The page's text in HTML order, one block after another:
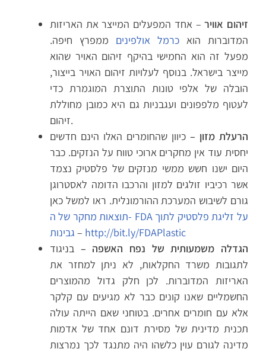
זיהום אוויר– אחד המפעלים המייצר את האריזות
המדוברות הוא כרמל אולפינים ממפרץ חיפה.
מפעל זה הוא החמישי בהיקף זיהום האויר שהוא
מייצר בישראל. בנוסף לעלויות זיהום האויר בייצור,
הובלה של אלפי טונות התוצרת המוגמרת כדי
לעטוף מלפפונים ועגבניות גם היא כמובן מחוללת
זיהום.
הרעלת מזון – כיוון שהחומרים האלו הינם חדשים
יחסית עוד אין מחקרים ארוכי טווח על הנזקים. כבר
היום ישנו חשש ממשי מנזקים של פלסטיק נצמד
אשר רכיביו זולגים למזון והרכבו הדומה לאסטרוגן
גורם לשיבוש המערכת ההורמונלית. ראו למשל כאן
תוצאות מחקר של ה- FDA על זליגת פלסטיק לתוך
גבינות – http://bit.ly/FDAPlastic
הגדלה משמעותית של נפח האשפה – בניגוד
לתגובות משרד החקלאות, לא ניתן למחזר את
האריזות המדוברות. לכן חלק גדול מהמוצרים
החשמליים שאנו קונים כבר לא מגיעים עם קלקר
אלא עם חומרים אחרים. בטוחני שאם הייתה עולה
תכנית מדינית של מסירת דונם אחד של אדמות
מדינה לגורם עוין כלשהו היה מתנגד לכך נמרצות